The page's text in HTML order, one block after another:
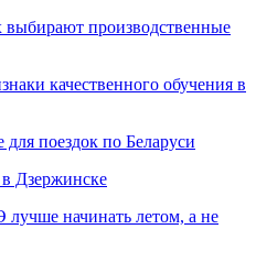
выбирают производственные
качественного обучения в
поездок по Беларуси
Дзержинске
начинать летом, а не